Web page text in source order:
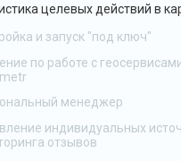
целевых действий в
и запуск "под ключ"
по работе с
менеджер
индивидуальных
отзывов